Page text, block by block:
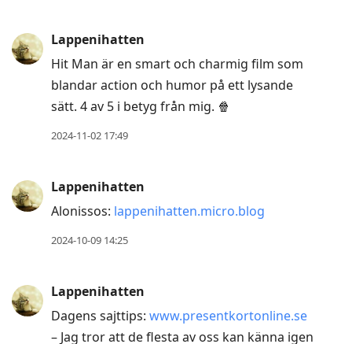
Lappenihatten
Hit Man är en smart och charmig film som
blandar action och humor på ett lysande
sätt. 4 av 5 i betyg från mig. 🍿
2024-11-02 17:49
Lappenihatten
Alonissos: lappenihatten.micro.blog
2024-10-09 14:25
Lappenihatten
Dagens sajttips: www.presentkortonline.se
– Jag tror att de flesta av oss kan känna igen